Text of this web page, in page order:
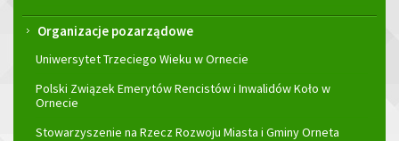
Organizacje pozarządowe
Uniwersytet Trzeciego Wieku w Ornecie
Polski Związek Emerytów Rencistów i Inwalidów Koło w
Ornecie
Stowarzyszenie na Rzecz Rozwoju Miasta i Gminy Orneta